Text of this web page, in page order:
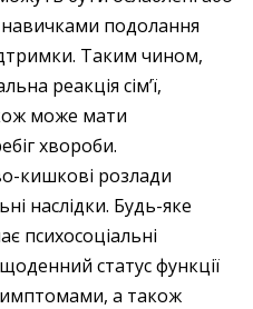
подолання
Таким чином,
реакція сім’ї,
може мати
хвороби.
кишкові розлади
наслідки. Будь-яке
психосоціальні
статус функції
а також